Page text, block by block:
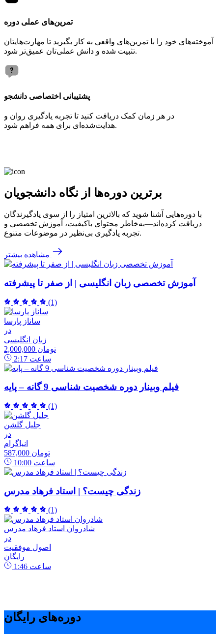
تمرین‌های عملی دوره
آموخته‌های خود را با تمرین‌های واقعی به کار بگیرید تا مهارت‌هایتان
تثبیت شده و دانش عملی‌تان عمیق‌تر شود.
پشتیبانی اختصاصی دانشجو
در هر زمان کمک دریافت کنید تا تجربه یادگیری روان و
هدایت‌شده‌ای برای همه فراهم شود.
برترین دوره‌ها از نگاه دانشجویان
با دوره‌هایی آشنا شوید که بالاترین امتیاز را از سوی یادگیرندگان
دریافت کرده‌اند—به‌خاطر محتوای باکیفیت، آموزش تخصصی و
تجربه یادگیری بی‌نظیر در موضوعات متنوع.
مشاهده بیشتر
آموزش تخصصی زبان انگلیسی | از صفر تا پیشرفته
(1)
ساناز پارسا
در
زبان انگلیسی
2,000,000 تومان
2:17 ساعت
فیلم وبینار دوره شخصیت شناسی 9 گانه – پایه
(1)
جلیل گلشن
در
انیاگرام
587,000 تومان
10:00 ساعت
زندگی چیست؟ | استاد فرهاد مدرس
(1)
شادروان استاد فرهاد مدرس
در
اصول موفقیت
رایگان
1:46 ساعت
دوره‌های رایگان